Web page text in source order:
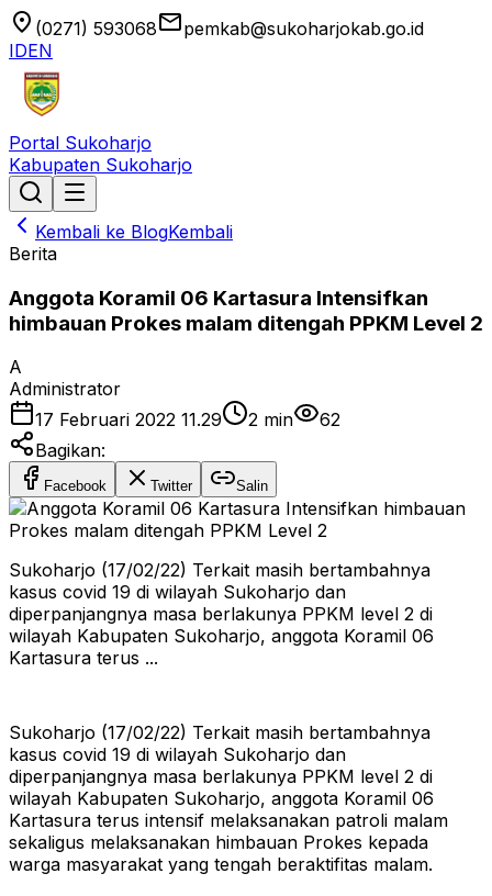
location_on (0271) 593068emailpemkab@sukoharjokab.go.id
IDEN
Portal Sukoharjo
Kabupaten Sukoharjo
Kembali ke BlogKembali
Berita
Anggota Koramil 06 Kartasura Intensifkan
himbauan Prokes malam ditengah PPKM Level 2
A
Administrator
17 Februari 2022 11.29
2 min
62
Bagikan:
Facebook Twitter Salin
Sukoharjo (17/02/22) Terkait masih bertambahnya
kasus covid 19 di wilayah Sukoharjo dan
diperpanjangnya masa berlakunya PPKM level 2 di
wilayah Kabupaten Sukoharjo, anggota Koramil 06
Kartasura terus ...
Sukoharjo (17/02/22) Terkait masih bertambahnya
kasus covid 19 di wilayah Sukoharjo dan
diperpanjangnya masa berlakunya PPKM level 2 di
wilayah Kabupaten Sukoharjo, anggota Koramil 06
Kartasura terus intensif melaksanakan patroli malam
sekaligus melaksanakan himbauan Prokes kepada
warga masyarakat yang tengah beraktifitas malam.